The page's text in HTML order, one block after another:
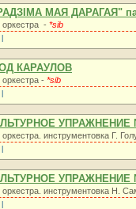
МАЯ ДАРАГАЯ"
оркестра - *sib
КАРАУЛОВ
оркестра - *sib
УПРАЖНЕНИЕ
оркестра. инструментовка Г.
УПРАЖНЕНИЕ
оркестра. инструментовка Н.